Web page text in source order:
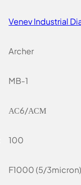
Venev Industrial
Archer
MB-1
АС6/АСМ
100
F1000 (5/